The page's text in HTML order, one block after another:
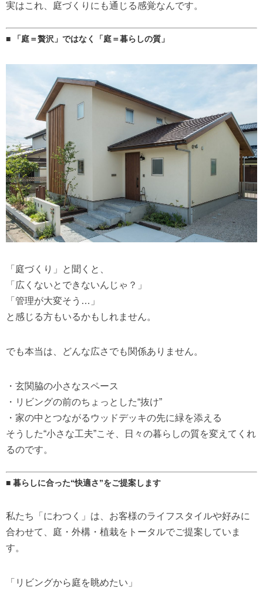
実はこれ、庭づくりにも通じる感覚なんです。
■ 「庭＝贅沢」ではなく「庭＝暮らしの質」
「庭づくり」と聞くと、
「広くないとできないんじゃ？」
「管理が大変そう…」
と感じる方もいるかもしれません。
でも本当は、どんな広さでも関係ありません。
・玄関脇の小さなスペース
・リビングの前のちょっとした“抜け”
・家の中とつながるウッドデッキの先に緑を添える
そうした“小さな工夫”こそ、日々の暮らしの質を変えてくれ
るのです。
■ 暮らしに合った“快適さ”をご提案します
私たち「にわつく」は、お客様のライフスタイルや好みに
合わせて、庭・外構・植栽をトータルでご提案していま
す。
「リビングから庭を眺めたい」